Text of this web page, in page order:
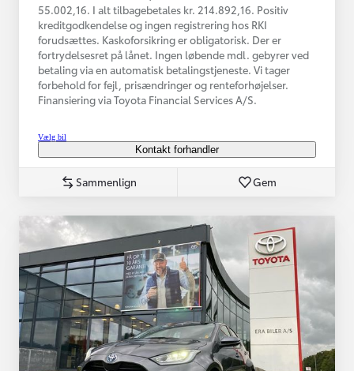
55.002,16. I alt tilbagebetales kr. 214.892,16. Positiv
kreditgodkendelse og ingen registrering hos RKI
forudsættes. Kaskoforsikring er obligatorisk. Der er
fortrydelsesret på lånet. Ingen løbende mdl. gebyrer ved
betaling via en automatisk betalingstjeneste. Vi tager
forbehold for fejl, prisændringer og renteforhøjelser.
Finansiering via Toyota Financial Services A/S.
Vælg bil
Kontakt forhandler
Sammenlign Gem